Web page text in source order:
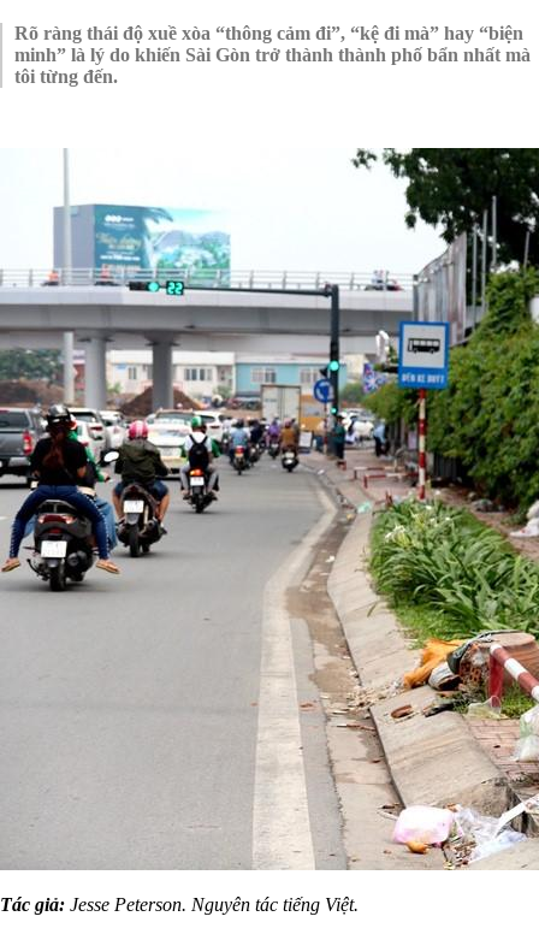
Rõ ràng thái độ xuề xòa “thông cảm đi”, “kệ đi mà” hay “biện
minh” là lý do khiến Sài Gòn trở thành thành phố bẩn nhất mà
tôi từng đến.
Tác giả: Jesse Peterson. Nguyên tác tiếng Việt.